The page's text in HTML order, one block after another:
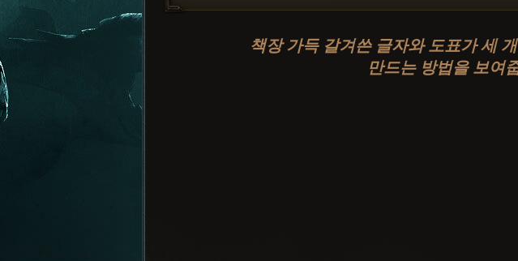
책장 가득 갈겨쓴 글자와 도표가 세
만드는 방법을 보여